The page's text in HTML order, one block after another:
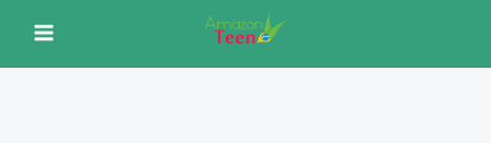
conteúdo